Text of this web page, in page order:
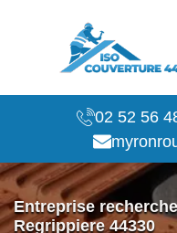
02 52 56
Entreprise
Regrippiere 44330